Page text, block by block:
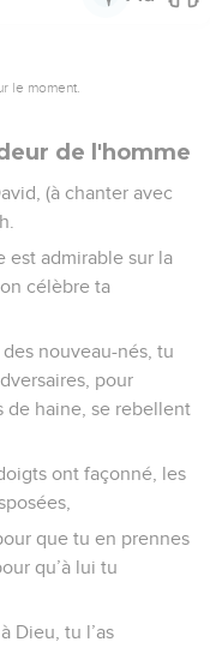
le moment.
de l'homme
(à chanter avec
est admirable sur la
célèbre ta
nouveau-nés, tu
pour
de haine, se rebellent
ont façonné, les
que tu en prennes
qu’à lui tu
Dieu, tu l’as